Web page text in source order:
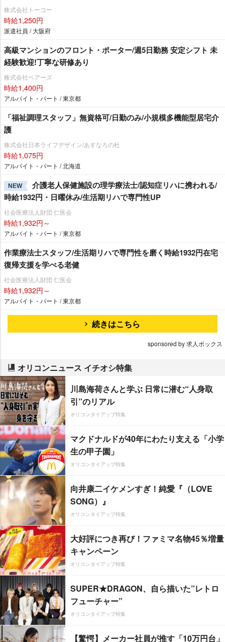
株式会社トーコー
時給1,250円
派遣社員 / 大阪府
高級マンションのフロント・ポーター/週5日勤務 安定シフト 未
経験歓迎!丁寧な研修あり
株式会社ベアーズ
時給1,400円
アルバイト・パート / 東京都
「福祉調理スタッフ」無資格可/日勤のみ/小規模多機能型居宅介
護
株式会社日本ライフデザイン/あすなろの杜
時給1,075円
アルバイト・パート / 北海道
NEW
介護老人保健施設の理学療法士/認知症リハに携われる/
時給1932円・日曜休み/生活期リハで専門性UP
社会医療法人財団 仁医会
時給1,932円～
アルバイト・パート / 東京都
作業療法士スタッフ/生活期リハで専門性を磨く時給1932円在宅
復帰支援を学べる老健
社会医療法人財団 仁医会
時給1,932円～
アルバイト・パート / 東京都
続きはこちら
sponsored by 求人ボックス
オリコンニュース イチオシ特集
川島海荷さんと学ぶ 日常に潜む“人身取
引”のリアル
オリコンタイアップ特集
マクドナルドが40年にわたり支える「小学
生の甲子園」
オリコンタイアップ特集
向井康二イケメンすぎ！純愛『（LOVE
SONG）』
オリコンタイアップ特集
大好評につき再び！ファミマ名物45％増量
キャンペーン
オリコンタイアップ特集
SUPER★DRAGON、自ら描いた”レトロ
フューチャー”
オリコンタイアップ特集
【驚愕】メーカー社員が推す「10万円台」